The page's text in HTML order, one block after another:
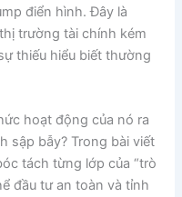
điển hình. Đây là
trường tài chính kém
thiếu hiểu biết thường
hoạt động của nó ra
sập bẫy? Trong bài viết
tách từng lớp của “trò
đầu tư an toàn và tỉnh